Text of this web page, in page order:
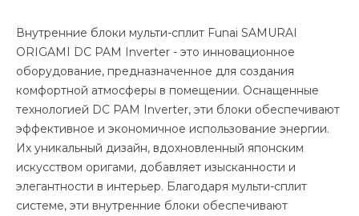
Внутренние блоки мульти-сплит Funai SAMURAI
ORIGAMI DC PAM Inverter - это инновационное
оборудование, предназначенное для создания
комфортной атмосферы в помещении. Оснащенные
технологией DC PAM Inverter, эти блоки обеспечивают
эффективное и экономичное использование энергии.
Их уникальный дизайн, вдохновленный японским
искусством оригами, добавляет изысканности и
элегантности в интерьер. Благодаря мульти-сплит
системе, эти внутренние блоки обеспечивают